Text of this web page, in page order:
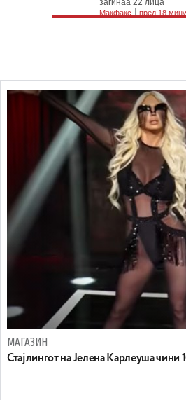
МАГАЗИН
Стајлингот на Јелена Карлеуша чини